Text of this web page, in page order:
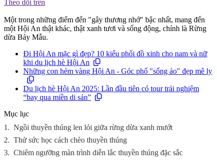
Theo dõi trên
Một trong những điểm đến "gây thương nhớ" bậc nhất, mang đến
một Hội An thật khác, thật xanh tươi và sống động, chính là Rừng
dừa Bảy Mẫu.
Đi Hội An mặc gì đẹp? 10 kiểu phối đồ xinh cho nam và nữ
khi du lịch hè Hội An
Những con hẻm vàng Hội An - Góc phố "sống ảo" đẹp mê ly
Du lịch hè Hội An 2025: Lần đầu tiên có tour trải nghiệm
“bay qua miền di sản”
Mục lục
1. Ngồi thuyền thúng len lỏi giữa rừng dừa xanh mướt
2. Thử sức học cách chèo thuyền thúng
3. Chiêm ngưỡng màn trình diễn lắc thuyền thúng đặc sắc